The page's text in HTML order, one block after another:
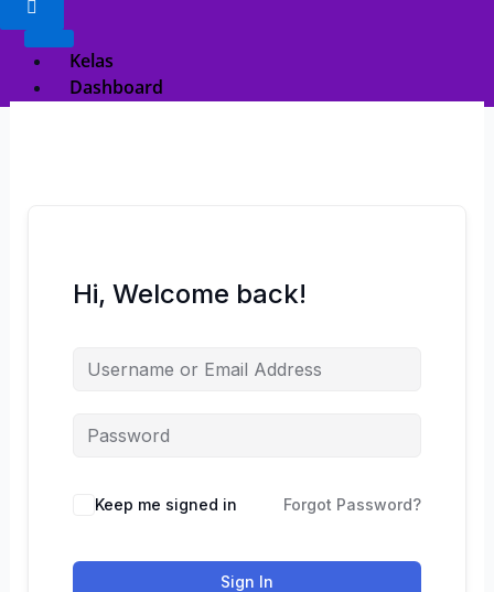
Kelas
Dashboard
Hi, Welcome back!
Keep me signed in Forgot Password?
Sign In